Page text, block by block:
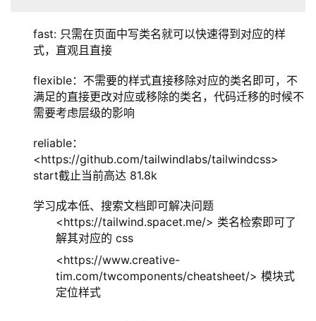
fast: 只需在页面中写类名就可以快速得到对应的样
式，直观且直接
flexible：不需要的样式直接移除对应的类名即可，不
满足的直接更改对应或移除的类名，代码迁移的时候不
需要考虑层级的影响
reliable：
<https://github.com/tailwindlabs/tailwindcss>
start截止当前高达 81.8k
学习成本低、搜索文档即可解决问题
<https://tailwind.spacet.me/> 类名检索即可了
解其对应的 css
<https://www.creative-
tim.com/twcomponents/cheatsheet/> 模块式
定位样式